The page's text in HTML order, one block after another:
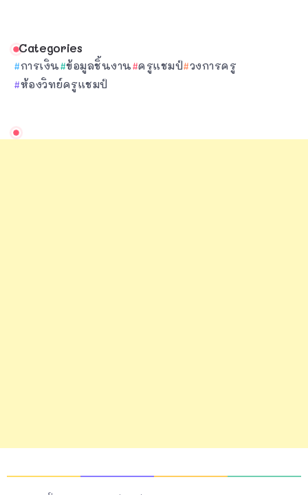
Categories
การเงิน ข้อมูลชิ้นงาน ครูแชมป์ วงการครู
ห้องวิทย์ครูแชมป์